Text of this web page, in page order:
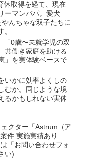
休取得を経て、現在
ーマンパパ。愛犬
やんちゃな双子たちに
。
「0歳〜未就学児の双
共働き家庭を助ける
」を実体験ベースで
いかに効率よくしの
むか。同じような境
るかもしれない実体
クター「Astrum（ア
件 実施実績あり
「お問い合わせフォ
い)